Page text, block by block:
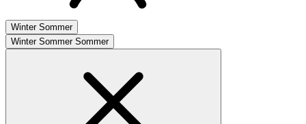
Winter Sommer
Winter Sommer Sommer